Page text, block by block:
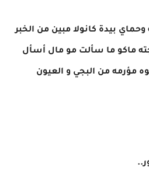
بيدة كانولا مبين من الخبر
ماكو ما سألت مو مال أسأل
مؤرمه من البجي و العيون